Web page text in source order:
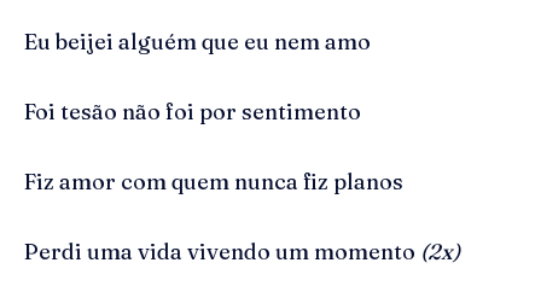
Eu beijei alguém que eu nem amo
Foi tesão não foi por sentimento
Fiz amor com quem nunca fiz planos
Perdi uma vida vivendo um momento (2x)